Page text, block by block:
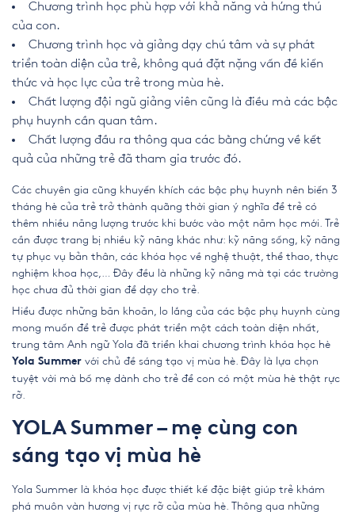
Chương trình học phù hợp với khả năng và hứng thú
của con.
Chương trình học và giảng dạy chú tâm và sự phát
triển toàn diện của trẻ, không quá đặt nặng vấn đề kiến
thức và học lực của trẻ trong mùa hè.
Chất lượng đội ngũ giảng viên cũng là điều mà các bậc
phụ huynh cần quan tâm.
Chất lượng đầu ra thông qua các bằng chứng về kết
quả của những trẻ đã tham gia trước đó.
Các chuyên gia cũng khuyến khích các bậc phụ huynh nên biến 3
tháng hè của trẻ trở thành quãng thời gian ý nghĩa để trẻ có
thêm nhiều năng lượng trước khi bước vào một năm học mới. Trẻ
cần được trang bị nhiều kỹ năng khác như: kỹ năng sống, kỹ năng
tự phục vụ bản thân, các khóa học về nghệ thuật, thể thao, thực
nghiệm khoa học,… Đây đều là những kỹ năng mà tại các trường
học chưa đủ thời gian để dạy cho trẻ.
Hiểu được những băn khoăn, lo lắng của các bậc phụ huynh cùng
mong muốn để trẻ được phát triển một cách toàn diện nhất,
trung tâm Anh ngữ Yola đã triển khai chương trình khóa học hè
Yola Summer với chủ đề sáng tạo vị mùa hè. Đây là lựa chọn
tuyệt vời mà bố mẹ dành cho trẻ để con có một mùa hè thật rực
rỡ.
YOLA Summer – mẹ cùng con
sáng tạo vị mùa hè
Yola Summer là khóa học được thiết kế đặc biệt giúp trẻ khám
phá muôn vàn hương vị rực rỡ của mùa hè. Thông qua những